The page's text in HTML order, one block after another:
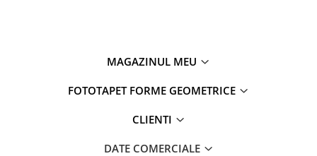
MAGAZINUL MEU
FOTOTAPET FORME GEOMETRICE
CLIENTI
DATE COMERCIALE